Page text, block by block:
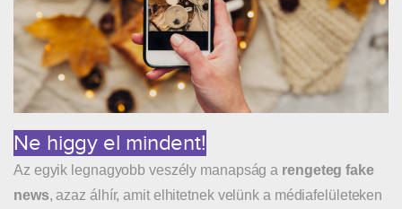
Ne higgy el mindent!
Az egyik legnagyobb veszély manapság a rengeteg fake
news, azaz álhír, amit elhitetnek velünk a médiafelületeken